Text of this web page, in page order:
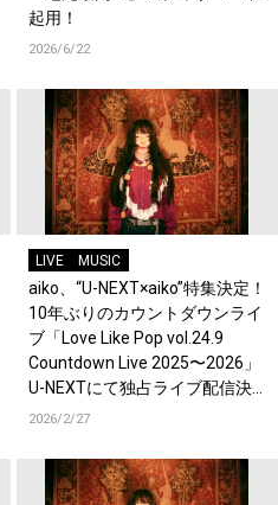
起用！
2026/6/22
LIVE MUSIC
aiko、“U-NEXT×aiko”特集決定！
10年ぶりのカウントダウンライ
ブ「Love Like Pop vol.24.9
Countdown Live 2025〜2026」
U-NEXTにて独占ライブ配信決
定！過去ライブ映像一挙配信ス
2026/2/27